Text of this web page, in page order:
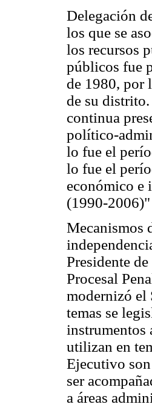
Delegación
los que se
los recursos
públicos fue
de 1980, por
de su
continua
político-
lo fue el
lo fue el
económico e
(1990-
Mecanismos
Presidente
Procesal
modernizó el
temas se
instrumentos
utilizan en
Ejecutivo
ser
a áreas